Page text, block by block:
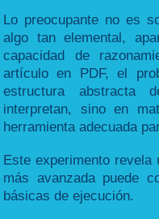
Lo preocupante no es
algo tan elemental,
capacidad de
artículo en PDF, el
estructura abstracta
interpretan, sino en
herramienta adecuada
Este experimento
más avanzada puede
básicas de ejecución.